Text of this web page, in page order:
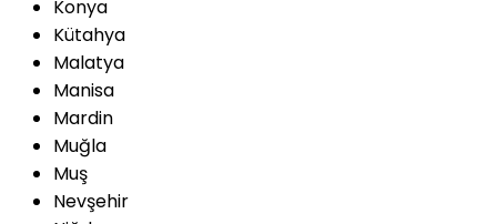
Konya
Kütahya
Malatya
Manisa
Mardin
Muğla
Muş
Nevşehir